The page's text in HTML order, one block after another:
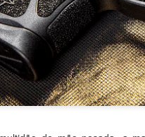
integra um plano de
ciência e
cultural.
e sua
Políticas, realizadas de